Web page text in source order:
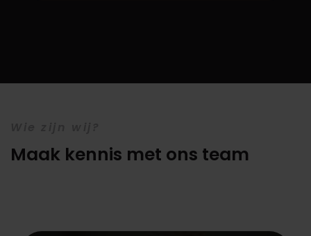
Maak kennis met ons team